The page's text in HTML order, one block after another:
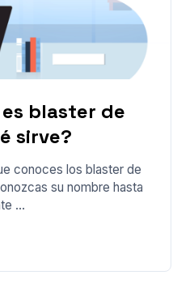
blaster de
sirve?
conoces los blaster de
su nombre hasta
...